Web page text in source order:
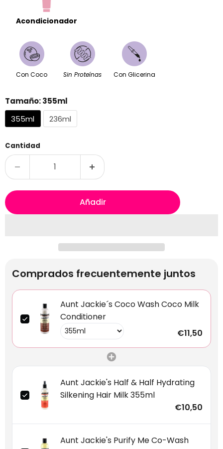
Acondicionador
Con Coco Sin Proteínas Con Glicerina
Tamaño:355ml
355ml
236ml
Cantidad
Añadir
Comprados frecuentemente juntos
Aunt Jackie´s Coco Wash Coco Milk
Conditioner
€11,50
Aunt Jackie's Half & Half Hydrating
Silkening Hair Milk 355ml
€10,50
Aunt Jackie's Purify Me Co-Wash